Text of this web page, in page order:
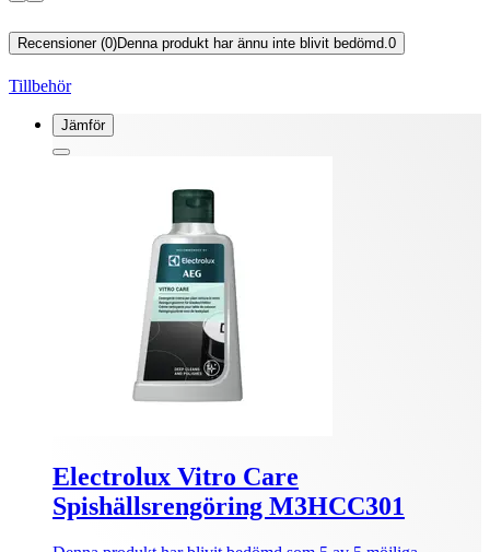
Recensioner (0)Denna produkt har ännu inte blivit bedömd.0
Tillbehör
Jämför
Electrolux Vitro Care
Spishällsrengöring M3HCC301